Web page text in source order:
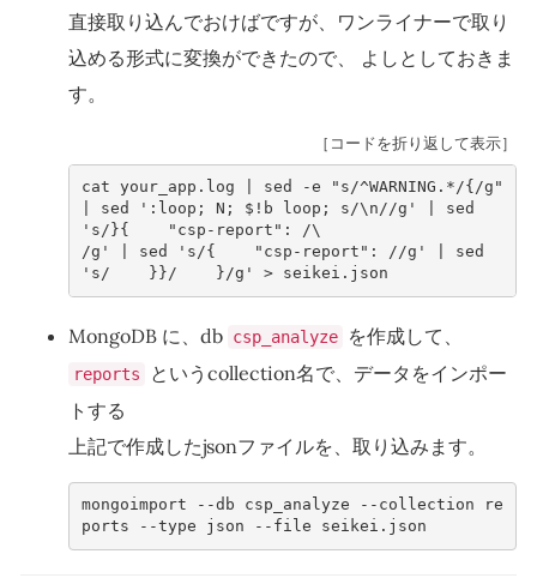
直接取り込んでおけばですが、ワンライナーで取り
込める形式に変換ができたので、 よしとしておきま
す。
［コードを折り返して表示］
cat your_app.log | sed -e "s/^WARNING.*/{/g"
| sed ':loop; N; $!b loop; s/\n//g' | sed
's/}{    "csp-report": /\
/g' | sed 's/{    "csp-report": //g' | sed
's/    }}/    }/g' > seikei.json
MongoDB に、db csp_analyze を作成して、
reports
というcollection名で、データをインポー
トする
上記で作成したjsonファイルを、取り込みます。
mongoimport --db csp_analyze --collection re
ports --type json --file seikei.json